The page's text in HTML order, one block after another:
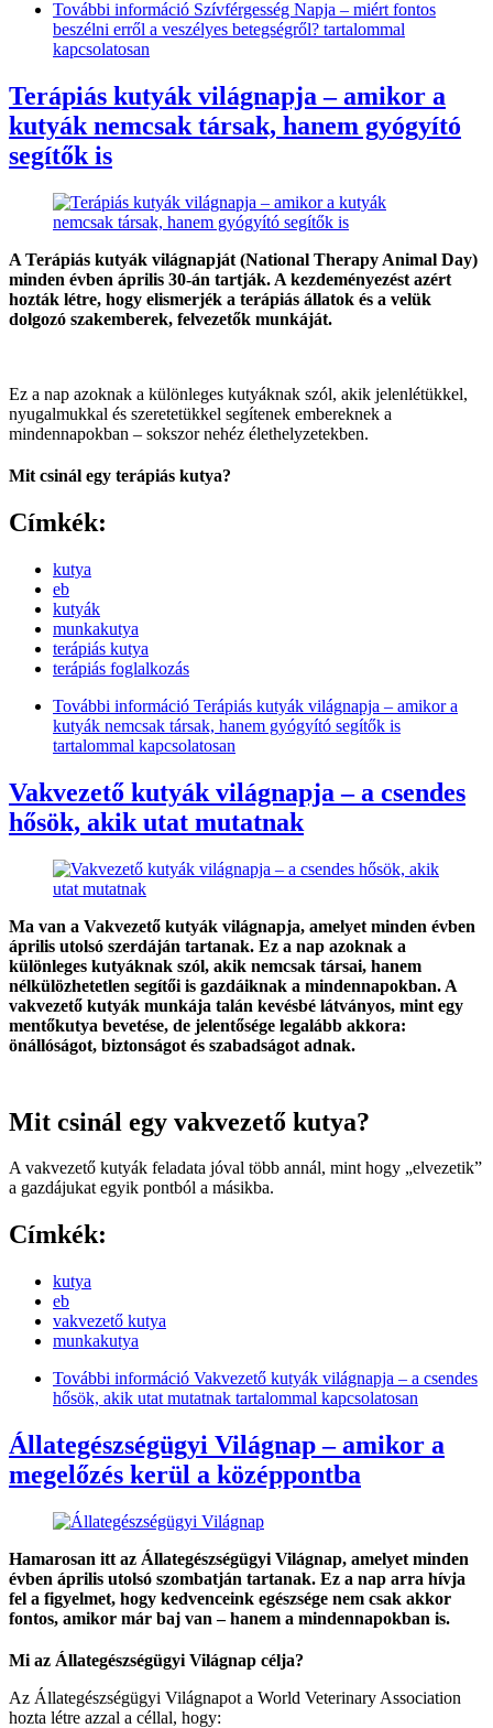
További információ Szívférgesség Napja – miért fontos
beszélni erről a veszélyes betegségről? tartalommal
kapcsolatosan
Terápiás kutyák világnapja – amikor a
kutyák nemcsak társak, hanem gyógyító
segítők is
A Terápiás kutyák világnapját (National Therapy Animal Day)
minden évben április 30-án tartják. A kezdeményezést azért
hozták létre, hogy elismerjék a terápiás állatok és a velük
dolgozó szakemberek, felvezetők munkáját.
Ez a nap azoknak a különleges kutyáknak szól, akik jelenlétükkel,
nyugalmukkal és szeretetükkel segítenek embereknek a
mindennapokban – sokszor nehéz élethelyzetekben.
Mit csinál egy terápiás kutya?
Címkék:
kutya
eb
kutyák
munkakutya
terápiás kutya
terápiás foglalkozás
További információ Terápiás kutyák világnapja – amikor a
kutyák nemcsak társak, hanem gyógyító segítők is
tartalommal kapcsolatosan
Vakvezető kutyák világnapja – a csendes
hősök, akik utat mutatnak
Ma van a Vakvezető kutyák világnapja, amelyet minden évben
április utolsó szerdáján tartanak. Ez a nap azoknak a
különleges kutyáknak szól, akik nemcsak társai, hanem
nélkülözhetetlen segítői is gazdáiknak a mindennapokban. A
vakvezető kutyák munkája talán kevésbé látványos, mint egy
mentőkutya bevetése, de jelentősége legalább akkora:
önállóságot, biztonságot és szabadságot adnak.
Mit csinál egy vakvezető kutya?
A vakvezető kutyák feladata jóval több annál, mint hogy „elvezetik”
a gazdájukat egyik pontból a másikba.
Címkék:
kutya
eb
vakvezető kutya
munkakutya
További információ Vakvezető kutyák világnapja – a csendes
hősök, akik utat mutatnak tartalommal kapcsolatosan
Állategészségügyi Világnap – amikor a
megelőzés kerül a középpontba
Hamarosan itt az Állategészségügyi Világnap, amelyet minden
évben április utolsó szombatján tartanak. Ez a nap arra hívja
fel a figyelmet, hogy kedvenceink egészsége nem csak akkor
fontos, amikor már baj van – hanem a mindennapokban is.
Mi az Állategészségügyi Világnap célja?
Az Állategészségügyi Világnapot a World Veterinary Association
hozta létre azzal a céllal, hogy: